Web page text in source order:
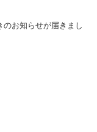
のお知らせが届きまし